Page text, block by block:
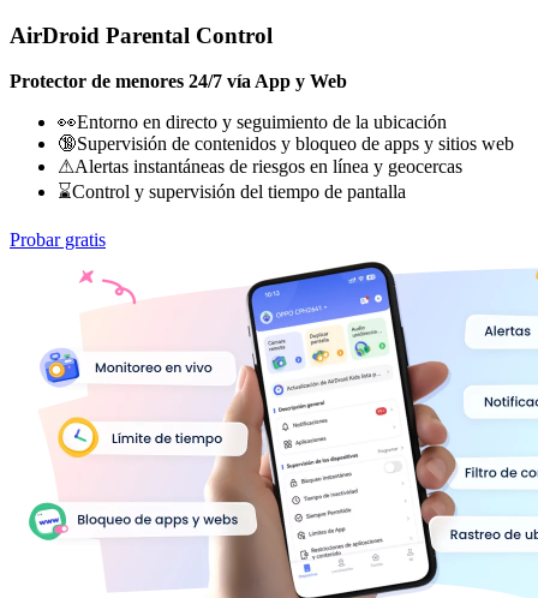
AirDroid Parental Control
Protector de menores 24/7 vía App y Web
👀Entorno en directo y seguimiento de la ubicación
🔞Supervisión de contenidos y bloqueo de apps y sitios web
⚠Alertas instantáneas de riesgos en línea y geocercas
⌛Control y supervisión del tiempo de pantalla
Probar gratis